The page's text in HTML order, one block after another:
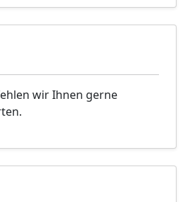
wir Ihnen gerne